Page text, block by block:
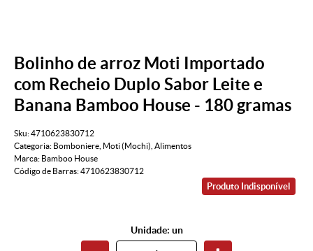
Bolinho de arroz Moti Importado
com Recheio Duplo Sabor Leite e
Banana Bamboo House - 180 gramas
Sku:4710623830712
Categoria: Bomboniere Moti (Mochi) Alimentos
Marca: Bamboo House
Código de Barras:4710623830712
Produto Indisponível
Unidade: un